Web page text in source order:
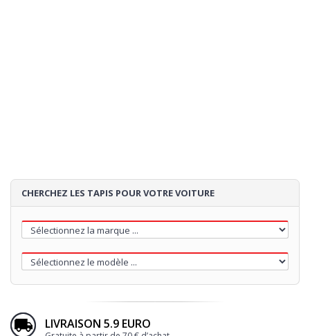
CHERCHEZ LES TAPIS POUR VOTRE VOITURE
LIVRAISON 5.9 EURO